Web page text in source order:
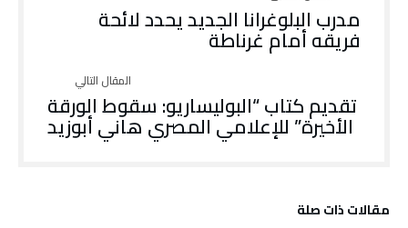
مدرب البلوغرانا الجديد يحدد لائحة
فريقه أمام غرناطة
تقديم كتاب “البوليساريو: سقوط الورقة
الأخيرة” للإعلامي المصري هاني أبوزيد
‫مقالات ذات صلة‬